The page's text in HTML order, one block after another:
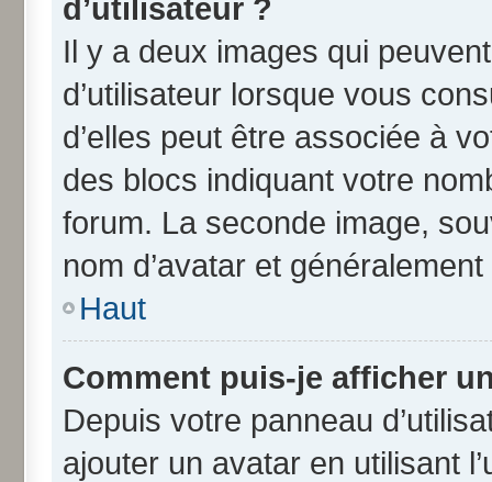
d’utilisateur ?
Il y a deux images qui
d’utilisateur lorsque vous
d’elles peut être associée à
des blocs indiquant votre
forum. La seconde image,
nom d’avatar et
Haut
Comment puis-je afficher
Depuis votre panneau
ajouter un avatar en utilisant